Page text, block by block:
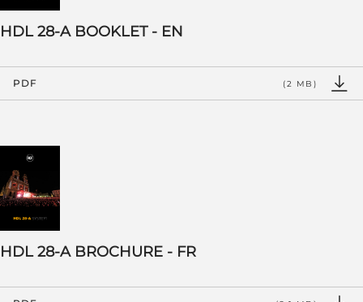
HDL 28-A BOOKLET - EN
PDF (2 MB)
HDL 28-A BROCHURE - FR